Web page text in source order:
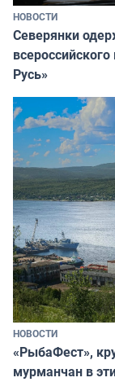
НОВОСТИ
Северянки
Русь»
НОВОСТИ
«РыбаФест»,
мурманчан в